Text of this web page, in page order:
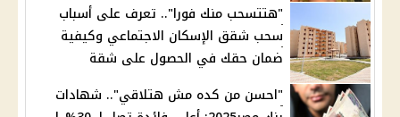
"هتتسحب منك فورا".. تعرف على أسباب
سحب شقق الإسكان الاجتماعي وكيفية
ضمان حقك في الحصول على شقة
"احسن من كده مش هتلاقي".. شهادات